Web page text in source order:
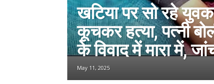
खटिया पर सो रहे
कूचकर हत्या, पत्नी
के विवाद में मारा में,
May 11, 2025